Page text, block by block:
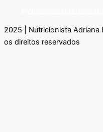
2025 | Nutricionista Adriana
os direitos reservados